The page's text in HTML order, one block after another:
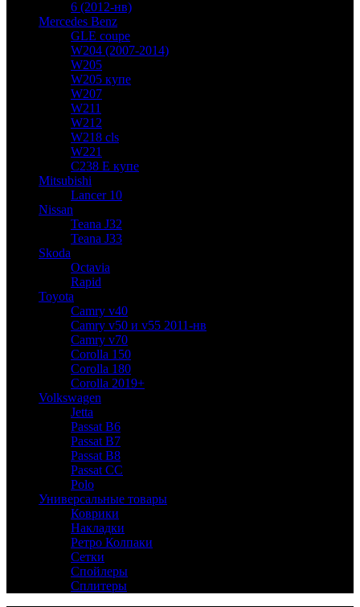
6 (2012-нв)
Mercedes Benz
GLE coupe
W204 (2007-2014)
W205
W205 купе
W207
W211
W212
W218 cls
W221
C238 E купе
Mitsubishi
Lancer 10
Nissan
Teana J32
Teana J33
Skoda
Octavia
Rapid
Toyota
Camry v40
Camry v50 и v55 2011-нв
Camry v70
Corolla 150
Corolla 180
Corolla 2019+
Volkswagen
Jetta
Passat B6
Passat B7
Passat B8
Passat CC
Polo
Универсальные товары
Коврики
Накладки
Ретро Колпаки
Сетки
Спойлеры
Сплитеры